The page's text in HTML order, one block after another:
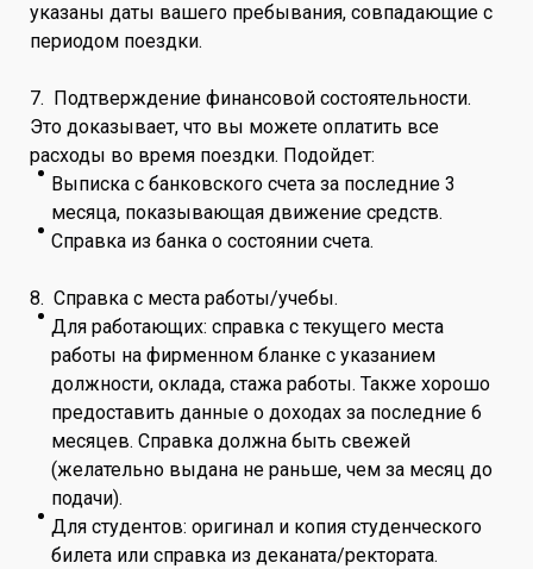
указаны даты вашего пребывания, совпадающие с
периодом поездки.
7. Подтверждение финансовой состоятельности.
Это доказывает, что вы можете оплатить все
расходы во время поездки. Подойдет:
Выписка с банковского счета за последние 3
месяца, показывающая движение средств.
Справка из банка о состоянии счета.
8. Справка с места работы/учебы.
Для работающих: справка с текущего места
работы на фирменном бланке с указанием
должности, оклада, стажа работы. Также хорошо
предоставить данные о доходах за последние 6
месяцев. Справка должна быть свежей
(желательно выдана не раньше, чем за месяц до
подачи).
Для студентов: оригинал и копия студенческого
билета или справка из деканата/ректората.